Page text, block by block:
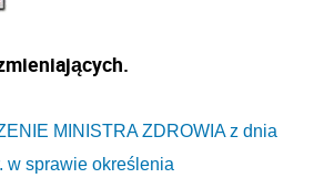
MINISTRA ZDROWIA z dnia
w sprawie określenia